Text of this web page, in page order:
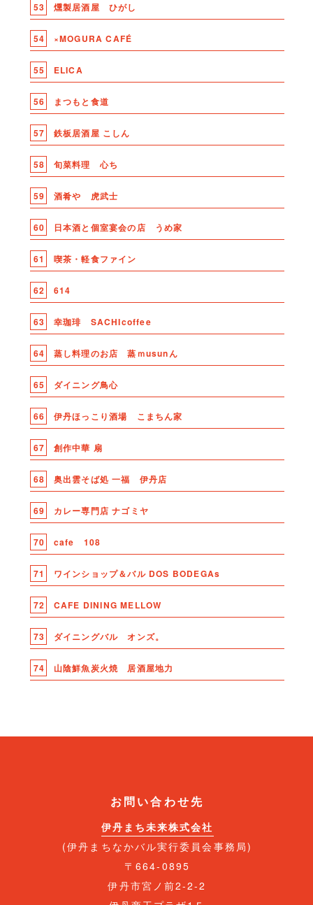
53 燻製居酒屋 ひがし
54 ×MOGURA CAFÉ
55 ELICA
56 まつもと食道
57 鉄板居酒屋 こしん
58 旬菜料理 心ち
59 酒肴や 虎武士
60 日本酒と個室宴会の店 うめ家
61 喫茶・軽食ファイン
62 614
63 幸珈琲 SACHIcoffee
64 蒸し料理のお店 蒸ｍusunん
65 ダイニング鳥心
66 伊丹ほっこり酒場 こまちん家
67 創作中華 扇
68 奥出雲そば処 一福 伊丹店
69 カレー専門店 ナゴミヤ
70 cafe 108
71 ワインショップ＆バル DOS BODEGAs
72 CAFE DINING MELLOW
73 ダイニングバル オンズ。
74 山陰鮮魚炭火焼 居酒屋地力
お問い合わせ先
伊丹まち未来株式会社
(伊丹まちなかバル実行委員会事務局)
〒664-0895
伊丹市宮ノ前2-2-2